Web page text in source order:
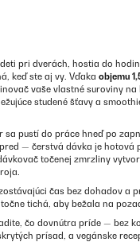
pri dverách, hostia do
keď ste aj vy. Vďaka objemu
vaše vlastné suroviny
studené šťavy a
sa pustí do práce hneď po
— čerstvá dávka je hotová
točenej zmrzliny
čas bez dohadov a
tichá, aby bežala na
čo dovnútra príde — bez
prísad, a vegánske